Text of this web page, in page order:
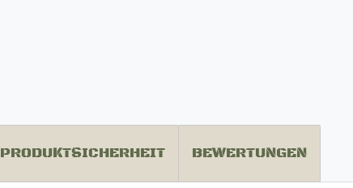
PRODUKTSICHERHEIT BEWERTUNGEN